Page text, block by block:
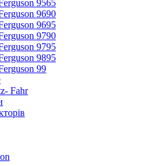
9565
9690
9695
9790
9795
9895
99
Fahr